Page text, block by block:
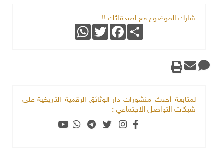
شارك الموضوع مع اصدقائك !!
Share
Facebook
Twitter
WhatsApp
لمتابعة أحدث منشورات دار الوثائق الرقمية التاريخية على
شبكات التواصل الاجتماعي :